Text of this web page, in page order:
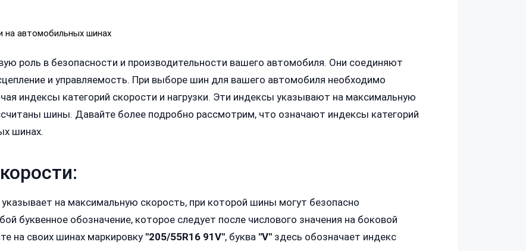
роль в безопасности и производительности вашего автомобиля. Они соединяют
и управляемость. При выборе шин для вашего автомобиля необходимо
индексы категорий скорости и нагрузки. Эти индексы указывают на максимальную
шины. Давайте более подробно рассмотрим, что означают индексы категорий
шинах.
на максимальную скорость, при которой шины могут безопасно
буквенное обозначение, которое следует после числового значения на боковой
на своих шинах маркировку "205/55R16 91V", буква "V" здесь обозначает индекс